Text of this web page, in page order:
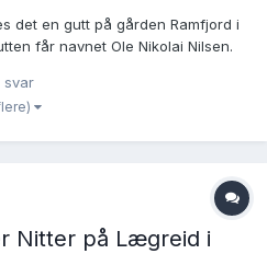
det en gutt på gården Ramfjord i
får navnet Ole Nikolai Nilsen.
Navn på foreldrene
på far bekref...
svar
Nitter på Lægreid i